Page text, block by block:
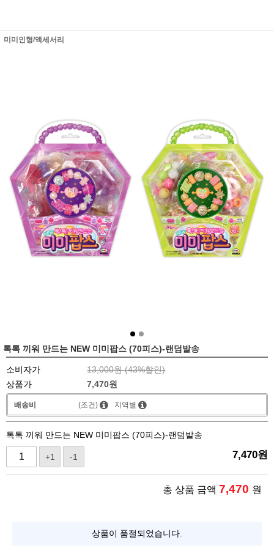
미미인형/액세서리
톡톡 끼워 만드는 NEW 미미팝스 (70피스)-랜덤발송
소비자가 13,000원 (43%할인)
상품가
7,470원
배송비 (조건) 지역별
톡톡 끼워 만드는 NEW 미미팝스 (70피스)-랜덤발송
+1 -1 7,470원
총 상품 금액 7,470 원
상품이 품절되었습니다.